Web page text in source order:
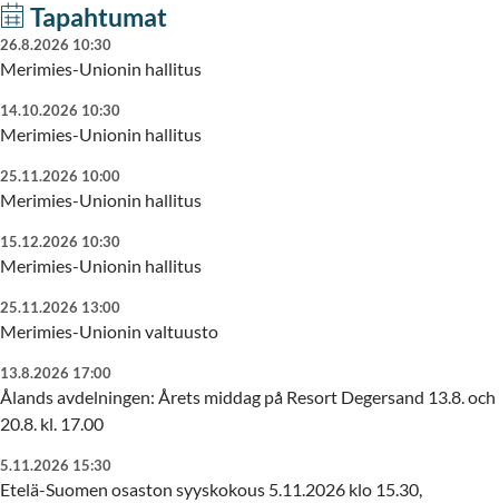
Tapahtumat
26.8.2026 10:30
Merimies-Unionin hallitus
14.10.2026 10:30
Merimies-Unionin hallitus
25.11.2026 10:00
Merimies-Unionin hallitus
15.12.2026 10:30
Merimies-Unionin hallitus
25.11.2026 13:00
Merimies-Unionin valtuusto
13.8.2026 17:00
Ålands avdelningen: Årets middag på Resort Degersand 13.8. och
20.8. kl. 17.00
5.11.2026 15:30
Etelä-Suomen osaston syyskokous 5.11.2026 klo 15.30,